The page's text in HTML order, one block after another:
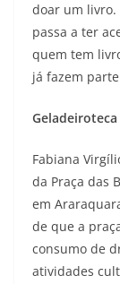
doar um livro.
passa a ter
quem tem
já fazem
Geladeiroteca
Fabiana
da Praça das
em
de que a
consumo de
atividades